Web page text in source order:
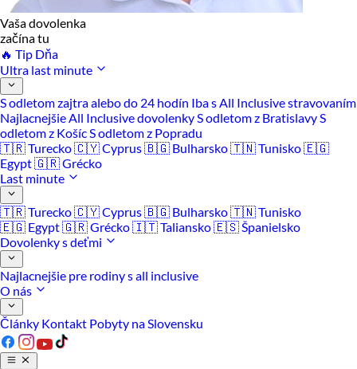
Vaša dovolenka
začína tu
🔥 Tip Dňa
Ultra last minute
S odletom zajtra alebo do 24 hodín Iba s All Inclusive stravovaním
Najlacnejšie All Inclusive dovolenkyS odletom z BratislavyS
odletom z KošícS odletom z Popradu
🇹🇷 Turecko🇨🇾 Cyprus🇧🇬 Bulharsko🇹🇳 Tunisko🇪🇬
Egypt🇬🇷 Grécko
Last minute
🇹🇷 Turecko🇨🇾 Cyprus🇧🇬 Bulharsko🇹🇳 Tunisko
🇪🇬 Egypt🇬🇷 Grécko🇮🇹 Taliansko🇪🇸 Španielsko
Dovolenky s deťmi
Najlacnejšie pre rodiny s all inclusive
O nás
Články Kontakt Pobyty na Slovensku